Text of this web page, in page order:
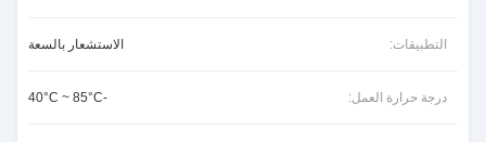
التطبيقات: الاستشعار بالسعة
درجة حرارة العمل: -40°C ~ 85°C